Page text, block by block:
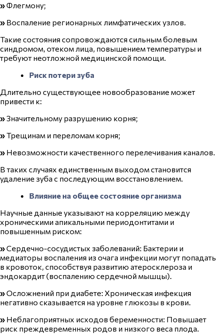
»Флегмону;
» Воспаление регионарных лимфатических узлов.
Такие состояния сопровождаются сильным болевым
синдромом, отеком лица, повышением температуры и
требуют неотложной медицинской помощи.
Риск потери зуба
Длительно существующее новообразование может
привести к:
»Значительному разрушению корня;
»Трещинам и переломам корня;
» Невозможности качественного перелечивания каналов.
В таких случаях единственным выходом становится
удаление зуба с последующим восстановлением.
Влияние на общее состояние организма
Научные данные указывают на корреляцию между
хроническими апикальными периодонтитами и
повышенным риском:
»Сердечно-сосудистых заболеваний: Бактерии и
медиаторы воспаления из очага инфекции могут попадать
в кровоток, способствуя развитию атеросклероза и
эндокардит (воспалению сердечной мышцы).
»Осложнений при диабете: Хроническая инфекция
негативно сказывается на уровне глюкозы в крови.
» Неблагоприятных исходов беременности: Повышает
риск преждевременных родов и низкого веса плода.